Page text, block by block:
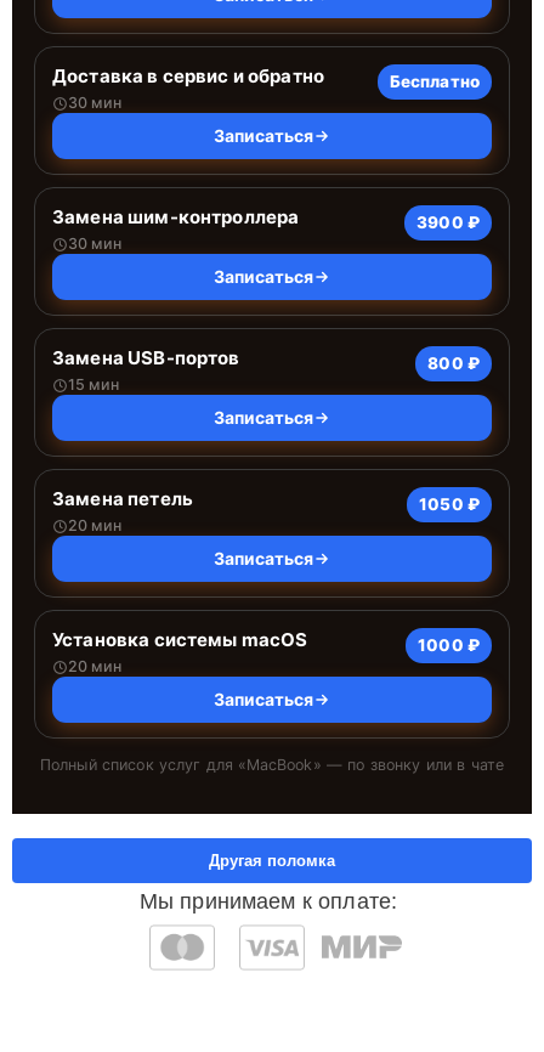
Доставка в сервис и обратно
30 мин
Бесплатно
Записаться
Замена шим-контроллера
30 мин
3900 ₽
Записаться
Замена USB-портов
15 мин
800 ₽
Записаться
Замена петель
20 мин
1050 ₽
Записаться
Установка системы macOS
20 мин
1000 ₽
Записаться
Полный список услуг для «MacBook » — по звонку или в чате
Мы принимаем к оплате:
Другая поломка